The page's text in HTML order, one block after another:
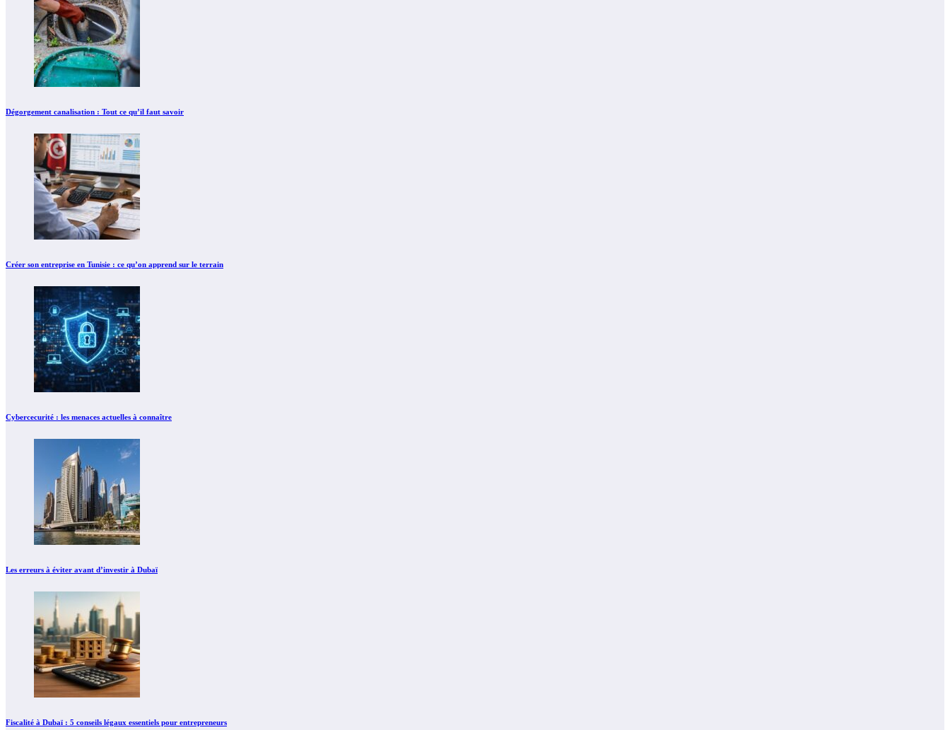
Dégorgement canalisation : Tout ce qu’il faut savoir
Créer son entreprise en Tunisie : ce qu’on apprend sur le terrain
Cybercecurité : les menaces actuelles à connaître
Les erreurs à éviter avant d’investir à Dubaï
Fiscalité à Dubaï : 5 conseils légaux essentiels pour entrepreneurs